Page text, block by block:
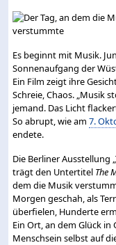
Es beginnt mit Musik.
Sonnenaufgang der
Ein Film zeigt ihre
Schreie, Chaos. „Musik
jemand. Das Licht
So abrupt, wie am7.
endete.
Die Berliner Ausstellung
trägt den Untertitel The
dem die Musik
Morgen geschah, als
überfielen, Hunderte
Ein Ort, an dem Glück
Menschsein selbst auf